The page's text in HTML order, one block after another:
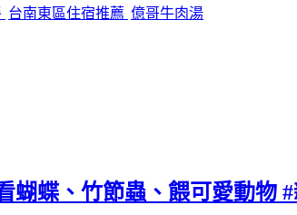
台南東區住宿推薦 億哥牛肉湯
蝴蝶、竹節蟲、餵可愛動物